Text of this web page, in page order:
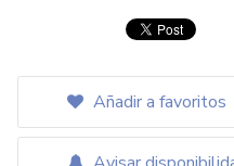
Añadir a favoritos